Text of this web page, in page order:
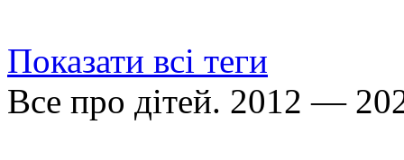
Показати всі теги
Все про дітей. 2012 —